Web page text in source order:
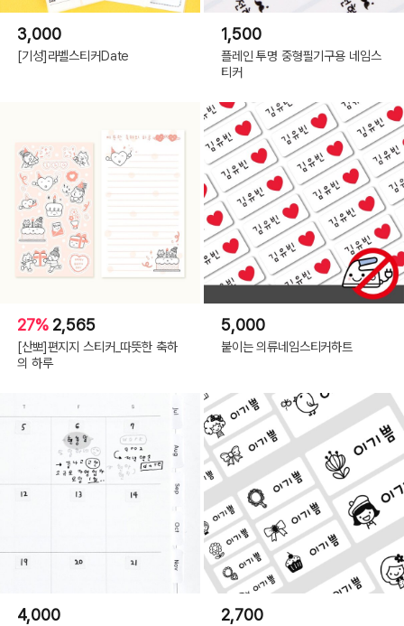
3,000
[기성]라벨스티커Date
1,500
플레인 투명 중형필기구용 네임스
티커
27% 2,565
[산뽀]편지지 스티커_따뜻한 축하
의 하루
5,000
붙이는 의류네임스티커하트
4,000 2,700